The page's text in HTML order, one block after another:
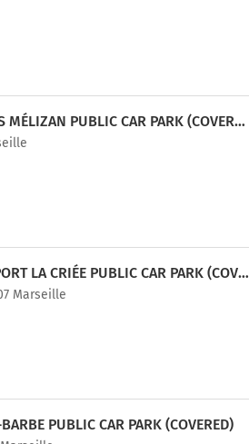
PARKING INDIGO PARADIS MÉLIZAN PUBLIC CAR PARK (COVERED)
PARKING INDIGO VIEUX PORT LA CRIÉE PUBLIC CAR PARK (COVERED)
Marseille
PUBLIC CAR PARK (COVERED)